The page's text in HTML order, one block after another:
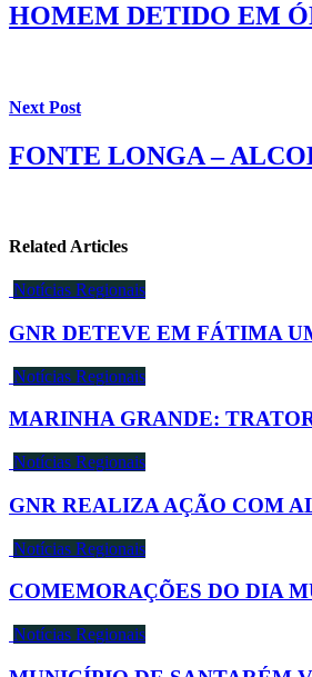
HOMEM DETIDO EM
Next Post
FONTE LONGA –
Related Articles
Notícias Regionais
GNR DETEVE EM FÁTIMA
Notícias Regionais
MARINHA GRANDE:
Notícias Regionais
GNR REALIZA AÇÃO COM
Notícias Regionais
COMEMORAÇÕES DO DIA
Notícias Regionais